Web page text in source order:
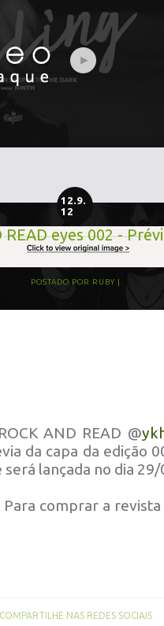
12.9.
12
READ eyes 002 -
POSTADO POR RUBY
AND READ @
da capa da edição
será lançada no dia
comprar a
COMPARTILHE NAS REDES SOCIAIS